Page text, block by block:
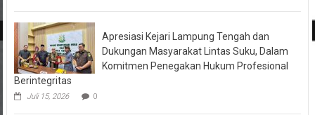
Apresiasi Kejari Lampung Tengah dan
Dukungan Masyarakat Lintas Suku, Dalam
Komitmen Penegakan Hukum Profesional
Berintegritas
Juli 15, 2026 0